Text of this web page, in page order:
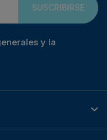
SUSCRIBIRSE
y la